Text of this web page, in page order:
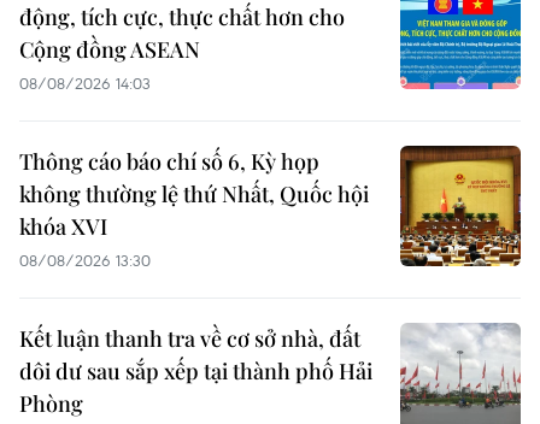
động, tích cực, thực chất hơn cho
Cộng đồng ASEAN
08/08/2026 14:03
Thông cáo báo chí số 6, Kỳ họp
không thường lệ thứ Nhất, Quốc hội
khóa XVI
08/08/2026 13:30
Kết luận thanh tra về cơ sở nhà, đất
dôi dư sau sắp xếp tại thành phố Hải
Phòng